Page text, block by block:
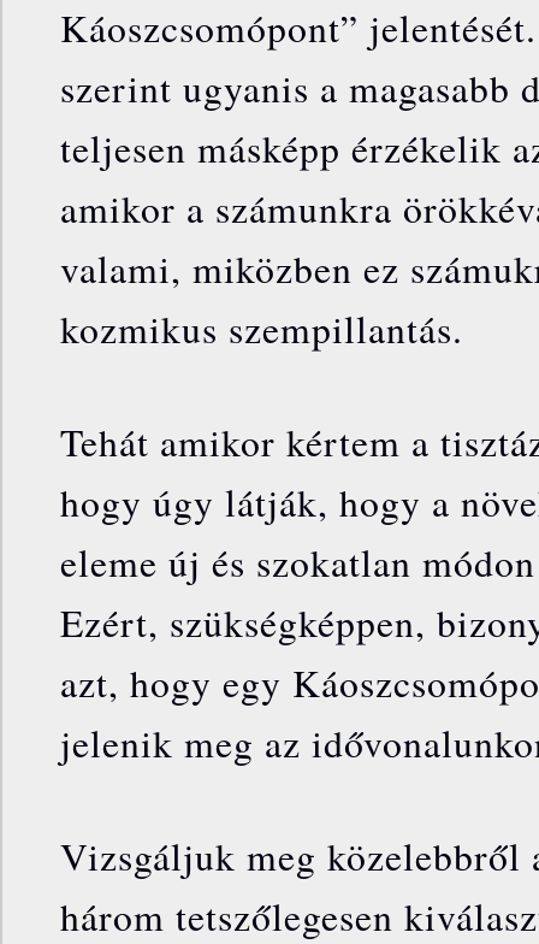
Káoszcsomópont”
szerint ugyanis a magasabb
teljesen másképp érzékelik
amikor a számunkra
valami, miközben ez
kozmikus szempillantás.
Tehát amikor kértem a
hogy úgy látják, hogy a
eleme új és szokatlan
Ezért, szükségképpen,
azt, hogy egy
jelenik meg az
Vizsgáljuk meg közelebbről
három tetszőlegesen